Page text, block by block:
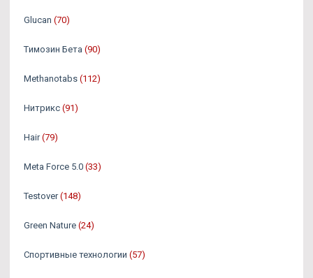
Glucan (70)
Tимозин Бета (90)
Methanotabs (112)
Нитрикс (91)
Hair (79)
Meta Force 5.0 (33)
Testover (148)
Green Nature (24)
Спортивные технологии (57)